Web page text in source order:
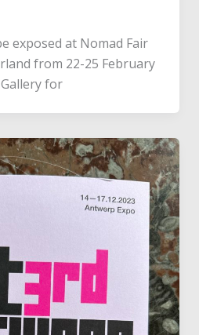
exposed at Nomad Fair
from 22-25 February
for